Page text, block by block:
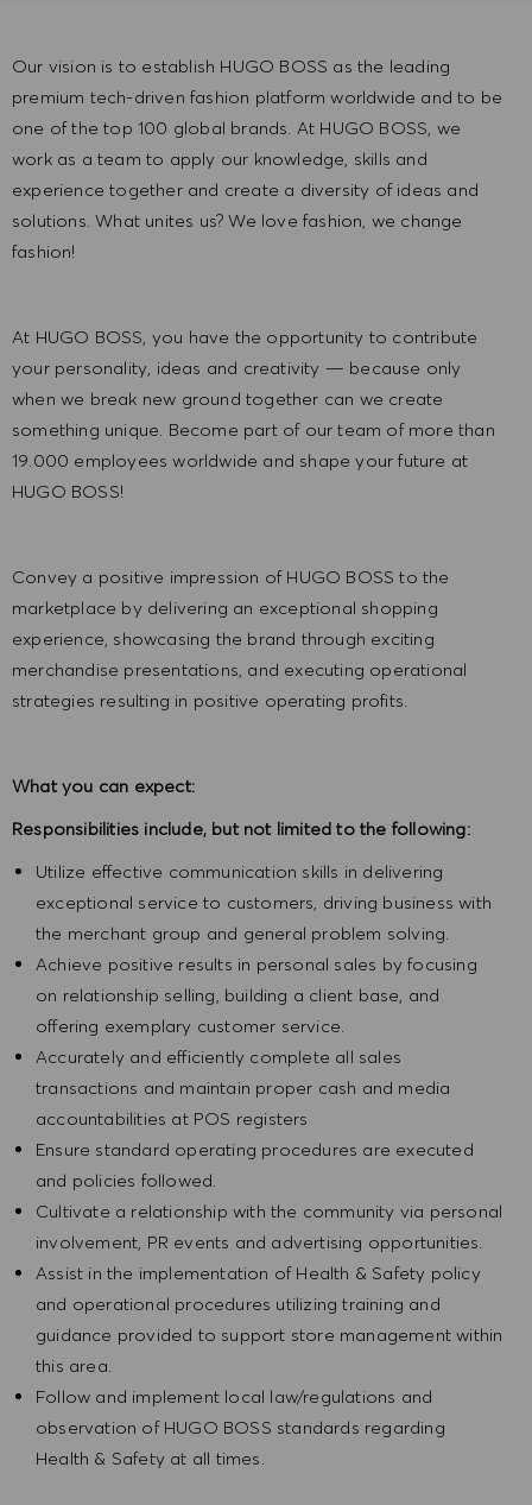
Our vision is to establish HUGO BOSS as the leading
premium tech-driven fashion platform worldwide and to be
one of the top 100 global brands. At HUGO BOSS, we
work as a team to apply our knowledge, skills and
experience together and create a diversity of ideas and
solutions. What unites us? We love fashion, we change
fashion!
At HUGO BOSS, you have the opportunity to contribute
your personality, ideas and creativity — because only
when we break new ground together can we create
something unique. Become part of our team of more than
19.000 employees worldwide and shape your future at
HUGO BOSS!
Convey a positive impression of HUGO BOSS to the
marketplace by delivering an exceptional shopping
experience, showcasing the brand through exciting
merchandise presentations, and executing operational
strategies resulting in positive operating profits.
What you can expect:
Responsibilities include, but not limited to the following:
Utilize effective communication skills in delivering
exceptional service to customers, driving business with
the merchant group and general problem solving.
Achieve positive results in personal sales by focusing
on relationship selling, building a client base, and
offering exemplary customer service.
Accurately and efficiently complete all sales
transactions and maintain proper cash and media
accountabilities at POS registers
Ensure standard operating procedures are executed
and policies followed.
Cultivate a relationship with the community via personal
involvement, PR events and advertising opportunities.
Assist in the implementation of Health & Safety policy
and operational procedures utilizing training and
guidance provided to support store management within
this area.
Follow and implement local law/regulations and
observation of HUGO BOSS standards regarding
Health & Safety at all times.